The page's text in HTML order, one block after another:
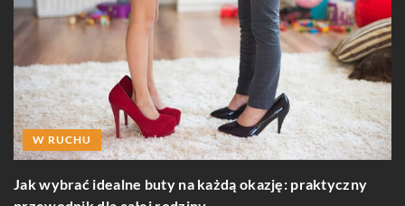
W RUCHU
Jak wybrać idealne buty na każdą okazję: praktyczny